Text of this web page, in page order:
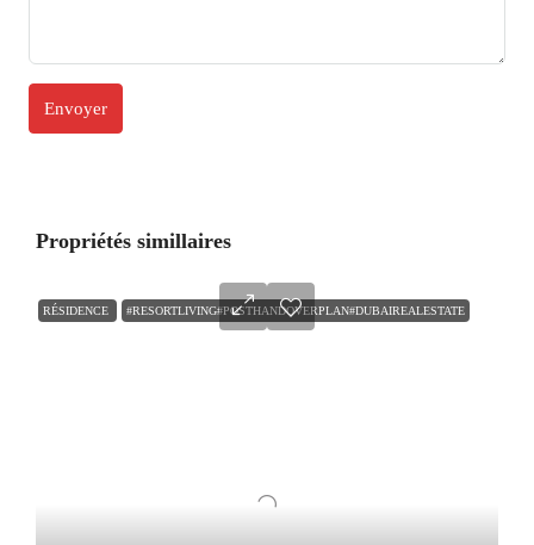
Propriétés simillaires
RÉSIDENCE #RESORTLIVING#POSTHANDOVERPLAN#DUBAIREALESTATE